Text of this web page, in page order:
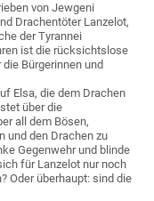
von Jewgeni
Drachentöter Lanzelot,
der Tyrannei
ist die rücksichtslose
Bürgerinnen und
Elsa, die dem Drachen
über die
all dem Bösen,
und den Drachen zu
Gegenwehr und blinde
für Lanzelot nur noch
Oder überhaupt: sind die